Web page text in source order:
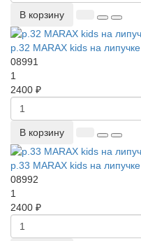
В корзину
р.32 MARAX kids на липучке
08991
1
2400 ₽
В корзину
р.33 MARAX kids на липучке
08992
1
2400 ₽